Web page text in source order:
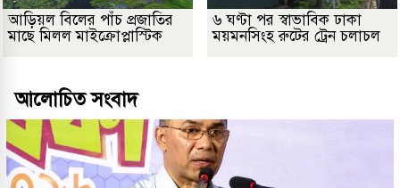
আড়িয়ল বিলের পাঁচ প্রজাতির
মাছে মিলল মাইক্রোপ্লাস্টিক
৬ ঘণ্টা পর স্বাভাবিক ঢাকা
ময়মনসিংহ রুটের ট্রেন চলাচল
আলোচিত সংবাদ